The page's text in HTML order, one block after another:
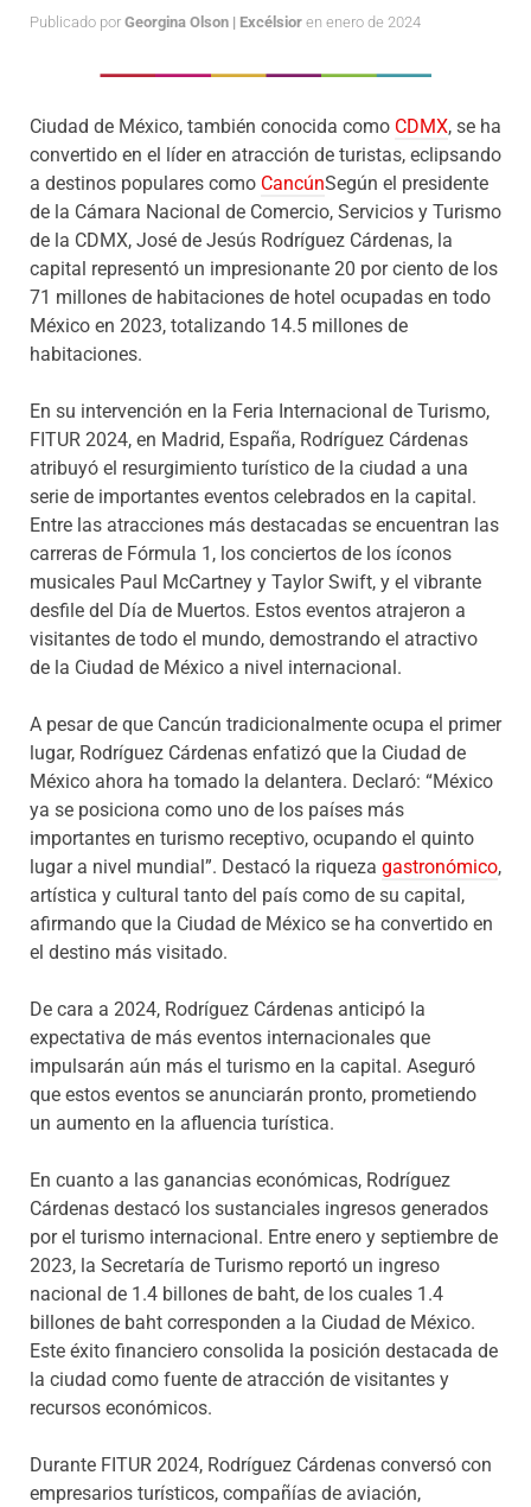
Publicado por Georgina Olson | Excélsior en enero de 2024
Ciudad de México, también conocida como CDMX, se ha
convertido en el líder en atracción de turistas, eclipsando
a destinos populares como CancúnSegún el presidente
de la Cámara Nacional de Comercio, Servicios y Turismo
de la CDMX, José de Jesús Rodríguez Cárdenas, la
capital representó un impresionante 20 por ciento de los
71 millones de habitaciones de hotel ocupadas en todo
México en 2023, totalizando 14.5 millones de
habitaciones.
En su intervención en la Feria Internacional de Turismo,
FITUR 2024, en Madrid, España, Rodríguez Cárdenas
atribuyó el resurgimiento turístico de la ciudad a una
serie de importantes eventos celebrados en la capital.
Entre las atracciones más destacadas se encuentran las
carreras de Fórmula 1, los conciertos de los íconos
musicales Paul McCartney y Taylor Swift, y el vibrante
desfile del Día de Muertos. Estos eventos atrajeron a
visitantes de todo el mundo, demostrando el atractivo
de la Ciudad de México a nivel internacional.
A pesar de que Cancún tradicionalmente ocupa el primer
lugar, Rodríguez Cárdenas enfatizó que la Ciudad de
México ahora ha tomado la delantera. Declaró: “México
ya se posiciona como uno de los países más
importantes en turismo receptivo, ocupando el quinto
lugar a nivel mundial”. Destacó la riqueza gastronómico,
artística y cultural tanto del país como de su capital,
afirmando que la Ciudad de México se ha convertido en
el destino más visitado.
De cara a 2024, Rodríguez Cárdenas anticipó la
expectativa de más eventos internacionales que
impulsarán aún más el turismo en la capital. Aseguró
que estos eventos se anunciarán pronto, prometiendo
un aumento en la afluencia turística.
En cuanto a las ganancias económicas, Rodríguez
Cárdenas destacó los sustanciales ingresos generados
por el turismo internacional. Entre enero y septiembre de
2023, la Secretaría de Turismo reportó un ingreso
nacional de 1.4 billones de baht, de los cuales 1.4
billones de baht corresponden a la Ciudad de México.
Este éxito financiero consolida la posición destacada de
la ciudad como fuente de atracción de visitantes y
recursos económicos.
Durante FITUR 2024, Rodríguez Cárdenas conversó con
empresarios turísticos, compañías de aviación,